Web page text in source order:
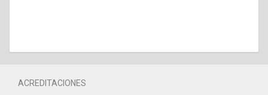
ACREDITACIONES